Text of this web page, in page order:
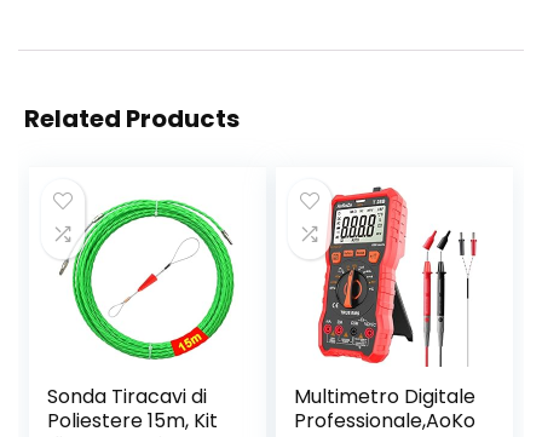
Related Products
Sonda Tiracavi di
Poliestere 15m, Kit
Multimetro Digitale
Professionale,AoKo